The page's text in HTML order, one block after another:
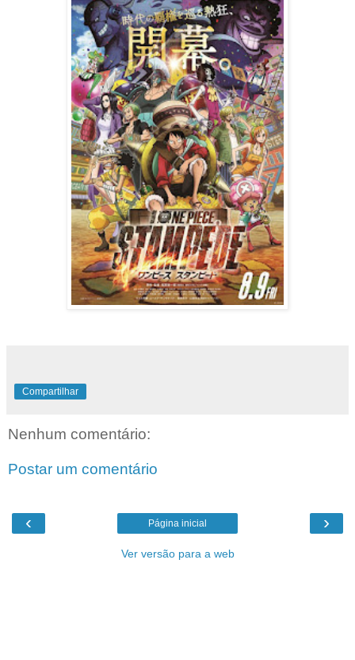
Compartilhar
Nenhum comentário:
Postar um comentário
‹ ›
Página inicial
Ver versão para a web